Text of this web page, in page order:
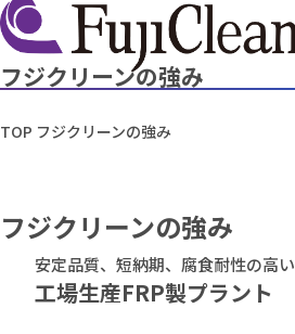
フジクリーンの強み
TOP フジクリーンの強み
フジクリーンの強み
安定品質、短納期、腐食耐性の高い
工場生産FRP製プラント